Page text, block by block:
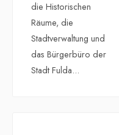
die Historischen
Räume, die
Stadtverwaltung und
das Bürgerbüro der
Stadt Fulda...